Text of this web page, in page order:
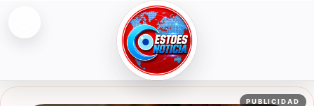
ESTOESNOTICIA|NOTICIAS
PUBLICIDAD